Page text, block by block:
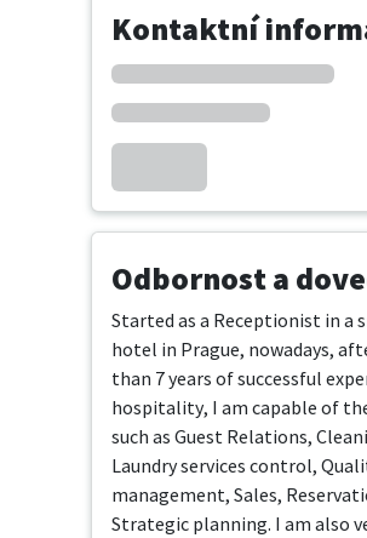
Kontaktní
Odbornost a
Started as a Receptionist in a
hotel in Prague, nowadays,
than 7 years of successful
hospitality, I am capable of
such as Guest Relations,
Laundry services control,
management, Sales,
Strategic planning. I am also